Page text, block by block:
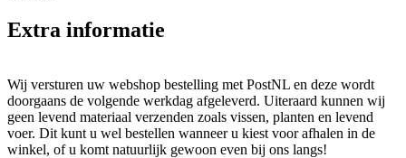
Extra informatie
Wij versturen uw webshop bestelling met PostNL en deze wordt
doorgaans de volgende werkdag afgeleverd. Uiteraard kunnen wij
geen levend materiaal verzenden zoals vissen, planten en levend
voer. Dit kunt u wel bestellen wanneer u kiest voor afhalen in de
winkel, of u komt natuurlijk gewoon even bij ons langs!